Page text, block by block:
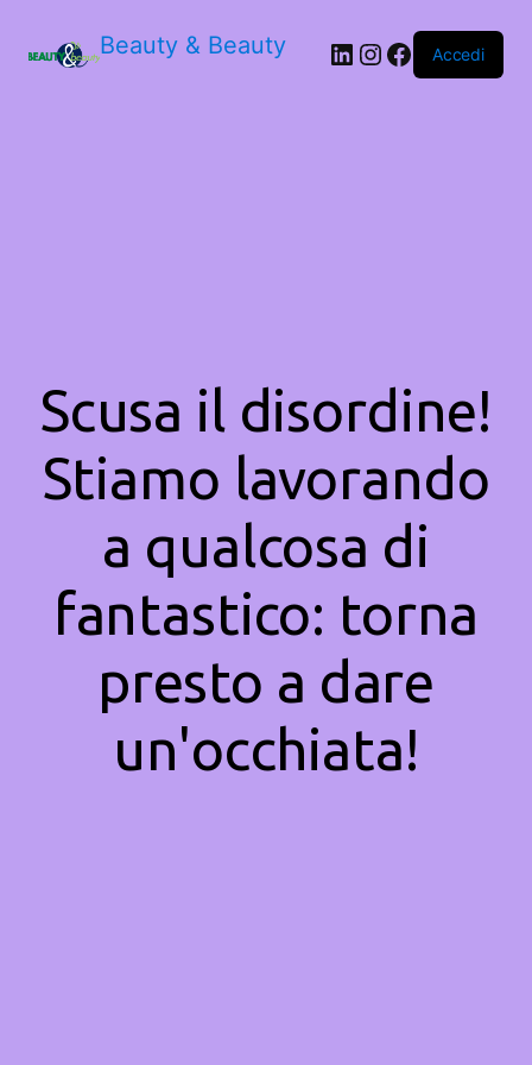
Beauty & Beauty LinkedIn
Instagram
Facebook
Accedi
Scusa il disordine!
Stiamo lavorando
a qualcosa di
fantastico: torna
presto a dare
un'occhiata!